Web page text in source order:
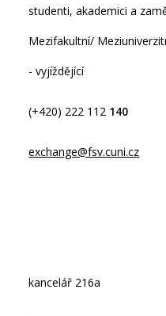
studenti, akademici a
Mezifakultní/
- vyjíždějící
(+420) 222 112 140
exchange@fsv.cuni.cz
kancelář 216a